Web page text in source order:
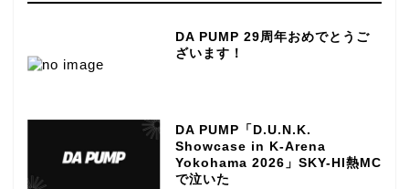
DA PUMP 29周年おめでとうご
ざいます！
DA PUMP「D.U.N.K.
Showcase in K-Arena
Yokohama 2026」SKY-HI熱MC
で泣いた